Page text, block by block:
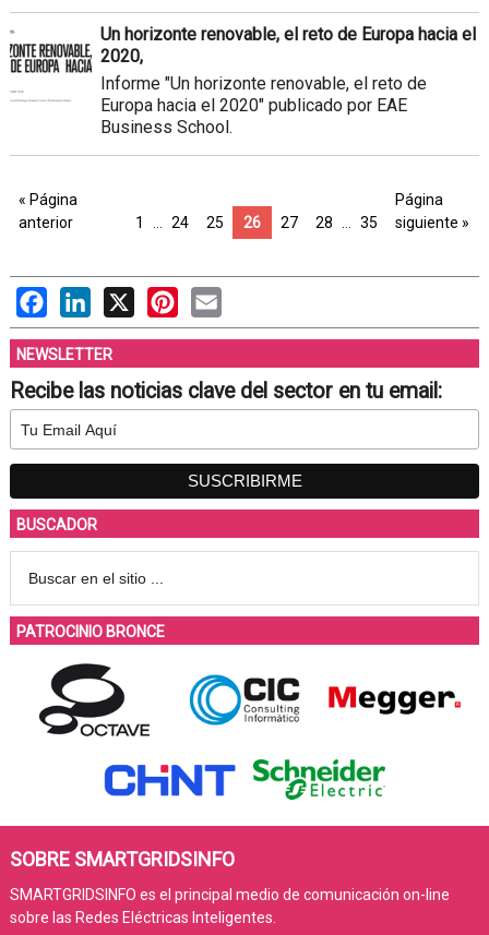
Un horizonte renovable, el reto de Europa hacia el
2020,
Informe "Un horizonte renovable, el reto de
Europa hacia el 2020" publicado por EAE
Business School.
« Página
anterior
1 24 25 26 27 28 35
Página
siguiente »
FacebookLinkedIn
X PinterestEmail
NEWSLETTER
Recibe las noticias clave del sector en tu email:
BUSCADOR
PATROCINIO BRONCE
SOBRE SMARTGRIDSINFO
SMARTGRIDSINFO es el principal medio de comunicación on-line
sobre las Redes Eléctricas Inteligentes.